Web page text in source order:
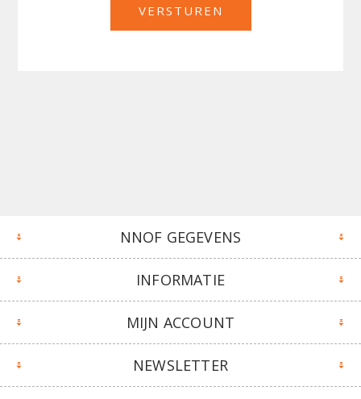
NNOF GEGEVENS
INFORMATIE
MIJN ACCOUNT
NEWSLETTER